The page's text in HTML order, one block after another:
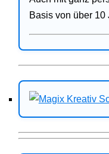
Basis von über 10